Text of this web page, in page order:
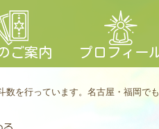
ご案内 プロフィー
数を行っています。名古屋・福岡で